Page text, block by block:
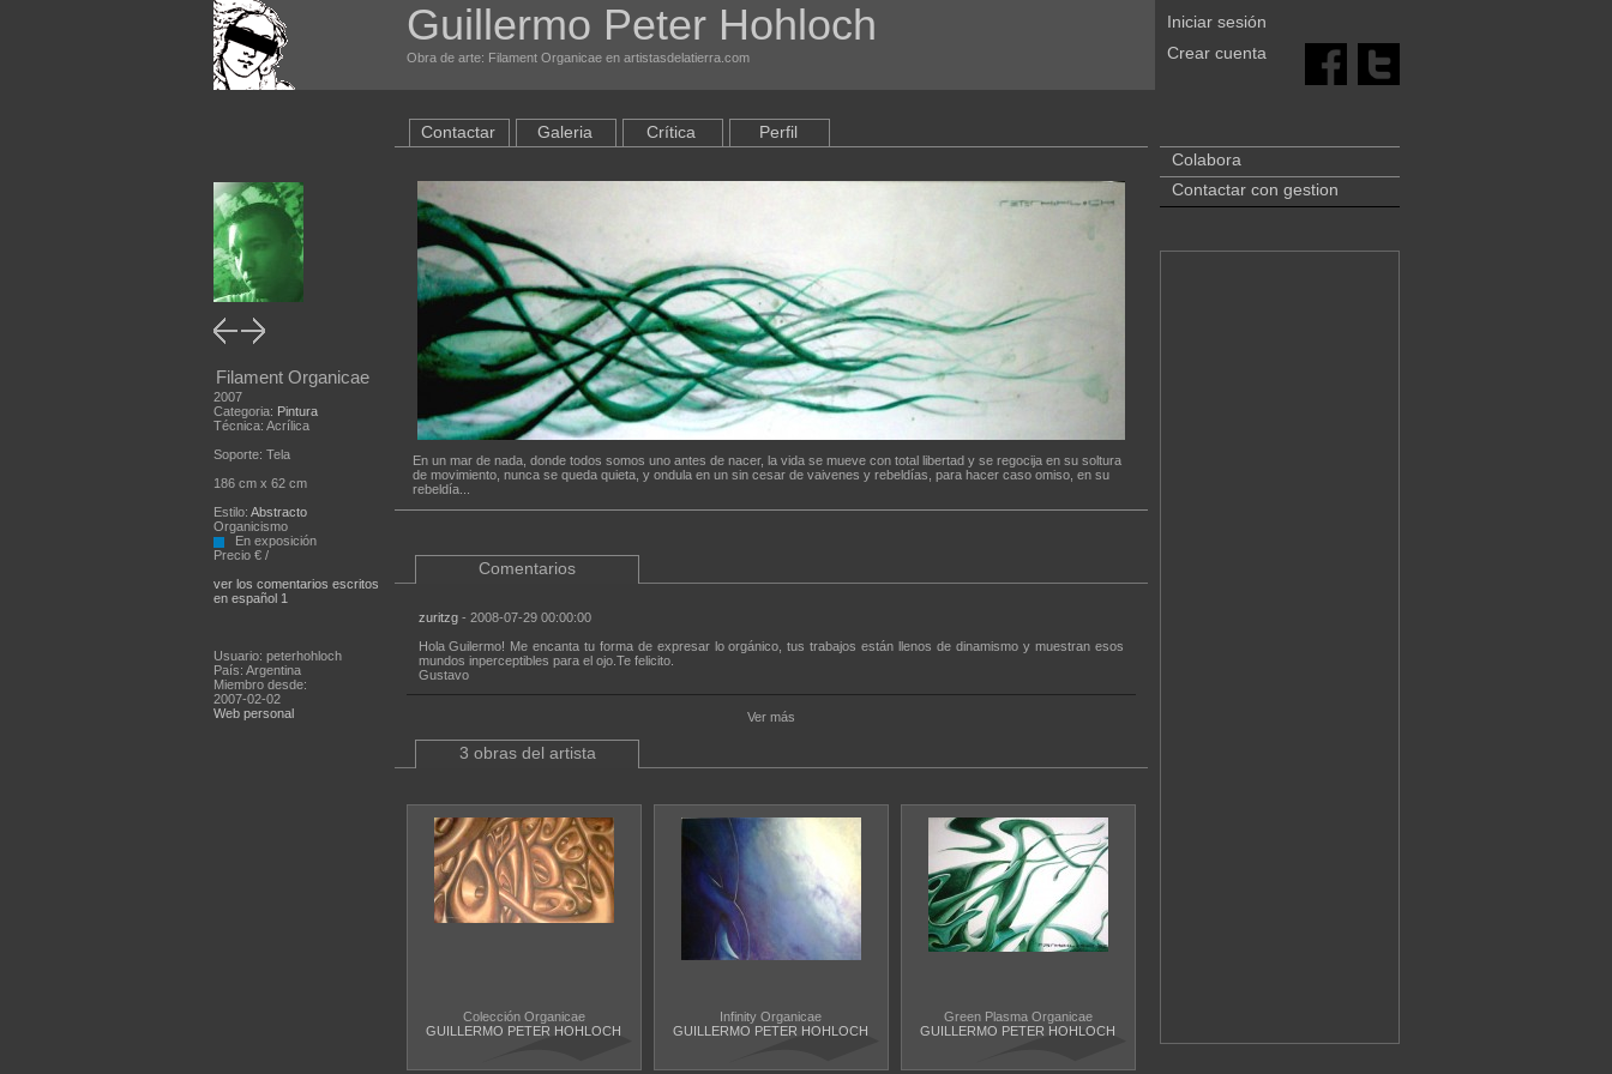
Guillermo Peter Hohloch
Obra de arte: Filament Organicae en artistasdelatierra.com
Iniciar sesión
Crear cuenta
Filament Organicae
2007
Categoria: Pintura
Técnica: Acrílica
Soporte: Tela
186 cm x 62 cm
Estilo: Abstracto
Organicismo
En exposición
Precio € /
ver los comentarios escritos
en español 1
Usuario: peterhohloch
País: Argentina
Miembro desde:
2007-02-02
Web personal
Contactar Galeria Crítica Perfil
En un mar de nada, donde todos somos uno antes de nacer, la vida se mueve con total libertad y se regocija en su soltura
de movimiento, nunca se queda quieta, y ondula en un sin cesar de vaivenes y rebeldías, para hacer caso omiso, en su
rebeldía...
Comentarios
zuritzg- 2008-07-29 00:00:00
Hola Guilermo! Me encanta tu forma de expresar lo orgánico, tus trabajos están llenos de dinamismo y muestran esos
mundos inperceptibles para el ojo.Te felicito.
Gustavo
Ver más
3 obras del artista
Colección Organicae
GUILLERMO PETER HOHLOCH
Infinity Organicae
GUILLERMO PETER HOHLOCH
Green Plasma Organicae
GUILLERMO PETER HOHLOCH
Colabora
Contactar con gestion